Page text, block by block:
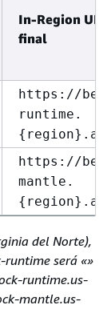
In-Region
final
https://
runtime.
{
https://
mantle.
{
del Norte),
runtime será «»
runtime.us-
mantle.us-